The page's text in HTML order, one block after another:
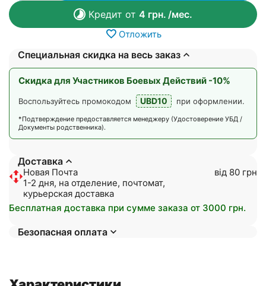
Кредит от 4 грн. /мес.
Отложить
Специальная скидка на весь заказ
Скидка для Участников Боевых Действий -10%
Воспользуйтесь промокодом UBD10 при оформлении.
*Подтверждение предоставляется менеджеру (Удостоверение УБД /
Документы родственника).
Доставка
Новая Почта
1-2 дня, на отделение, почтомат,
курьерская доставка
від 80 грн
Бесплатная доставка при сумме заказа от 3000 грн.
Безопасная оплата